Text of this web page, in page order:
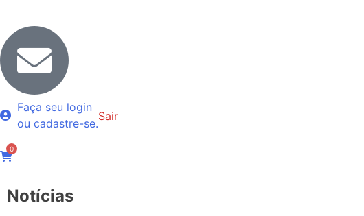
Faça seu login
ou cadastre-se.
Sair
0
Notícias